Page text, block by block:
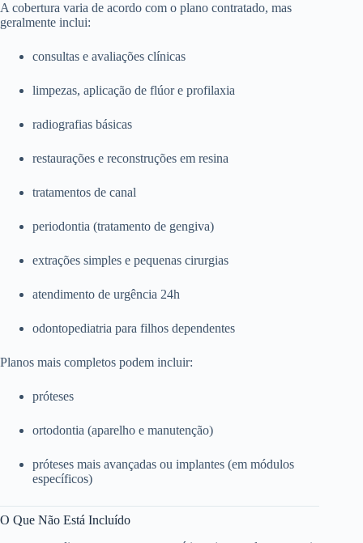
A cobertura varia de acordo com o plano contratado, mas
geralmente inclui:
consultas e avaliações clínicas
limpezas, aplicação de flúor e profilaxia
radiografias básicas
restaurações e reconstruções em resina
tratamentos de canal
periodontia (tratamento de gengiva)
extrações simples e pequenas cirurgias
atendimento de urgência 24h
odontopediatria para filhos dependentes
Planos mais completos podem incluir:
próteses
ortodontia (aparelho e manutenção)
próteses mais avançadas ou implantes (em módulos
específicos)
O Que Não Está Incluído